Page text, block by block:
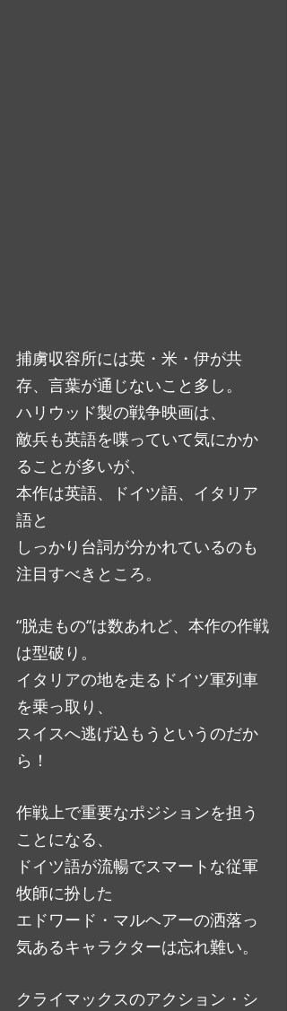
捕虜収容所には英・米・伊が共
存、言葉が通じないこと多し。
ハリウッド製の戦争映画は、
敵兵も英語を喋っていて気にかか
ることが多いが、
本作は英語、ドイツ語、イタリア
語と
しっかり台詞が分かれているのも
注目すべきところ。
“脱走もの“は数あれど、本作の作戦
は型破り。
イタリアの地を走るドイツ軍列車
を乗っ取り、
スイスへ逃げ込もうというのだか
ら！
作戦上で重要なポジションを担う
ことになる、
ドイツ語が流暢でスマートな従軍
牧師に扮した
エドワード・マルヘアーの洒落っ
気あるキャラクターは忘れ難い。
クライマックスのアクション・シ